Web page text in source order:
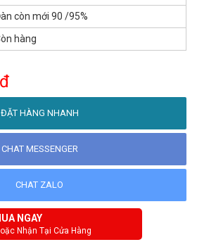
còn mới 90 /95%
hàng
ĐẶT HÀNG NHANH
CHAT MESSENGER
CHAT ZALO
NGAY
Nhận Tại Cửa Hàng